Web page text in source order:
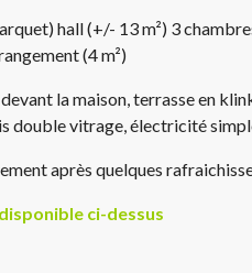
hall (+/- 13 m²) 3
(4 m²)
la maison, terrasse en
double vitrage, électricité
après quelques
disponible ci-dessus